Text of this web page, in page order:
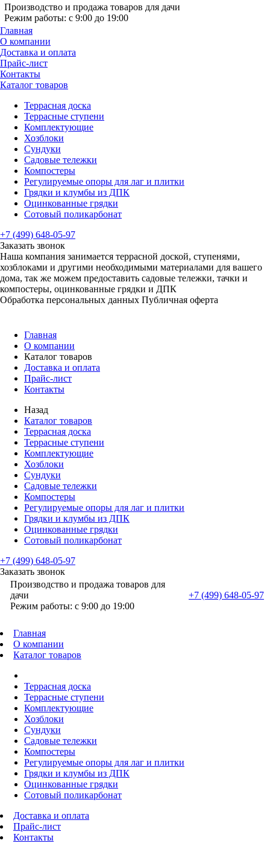
Производство и продажа товаров для дачи
Режим работы: с 9:00 до 19:00
Главная
О компании
Доставка и оплата
Прайс-лист
Контакты
Каталог товаров
Террасная доска
Террасные ступени
Комплектующие
Хозблоки
Сундуки
Садовые тележки
Компостеры
Регулируемые опоры для лаг и плитки
Грядки и клумбы из ДПК
Оцинкованные грядки
Сотовый поликарбонат
+7 (499) 648-05-97
Заказать звонок
Наша компания занимается террасной доской, ступенями,
хозблоками и другими необходимыми материалами для вашего
дома, так же можем предоставить садовые тележки, тачки и
компостеры, оцинкованные грядки и ДПК
Обработка персональных данных Публичная оферта
Главная
О компании
Каталог товаров
Доставка и оплата
Прайс-лист
Контакты
Назад
Каталог товаров
Террасная доска
Террасные ступени
Комплектующие
Хозблоки
Сундуки
Садовые тележки
Компостеры
Регулируемые опоры для лаг и плитки
Грядки и клумбы из ДПК
Оцинкованные грядки
Сотовый поликарбонат
+7 (499) 648-05-97
Заказать звонок
Производство и продажа товаров для
дачи
Режим работы: с 9:00 до 19:00
+7 (499) 648-05-97
Главная
О компании
Каталог товаров
Террасная доска
Террасные ступени
Комплектующие
Хозблоки
Сундуки
Садовые тележки
Компостеры
Регулируемые опоры для лаг и плитки
Грядки и клумбы из ДПК
Оцинкованные грядки
Сотовый поликарбонат
Доставка и оплата
Прайс-лист
Контакты